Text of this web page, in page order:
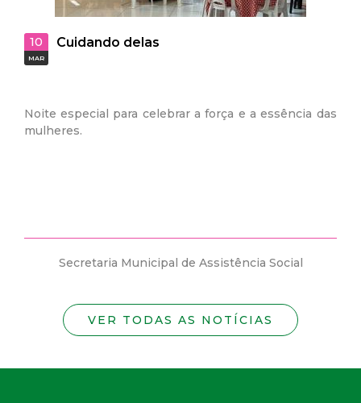
força e a essência das
Social
29
A Secretaria Municipal de
Secretaria Municipal de
VER TODAS AS NOTÍCIAS